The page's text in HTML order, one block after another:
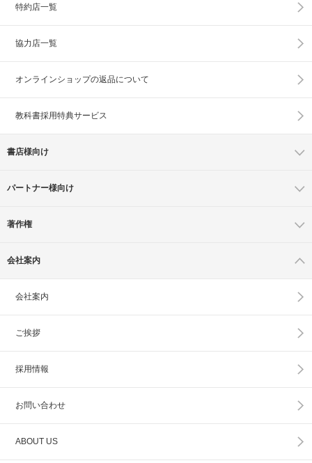
特約店一覧
協力店一覧
オンラインショップの返品について
教科書採用特典サービス
書店様向け
パートナー様向け
著作権
会社案内
会社案内
ご挨拶
採用情報
お問い合わせ
ABOUT US